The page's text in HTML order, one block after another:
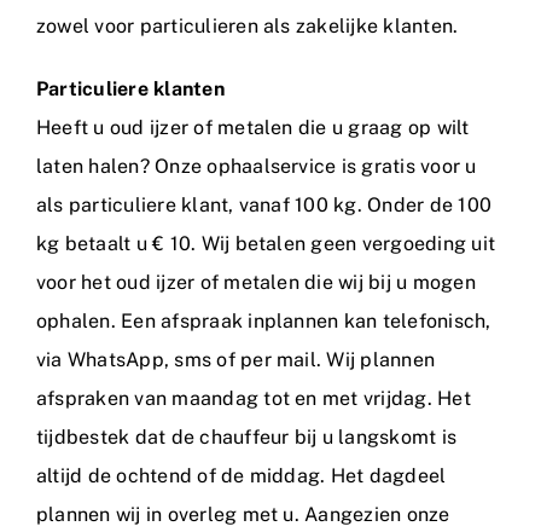
zowel voor particulieren als zakelijke klanten.
Particuliere klanten
Heeft u oud ijzer of metalen die u graag op wilt
laten halen? Onze ophaalservice is gratis voor u
als particuliere klant, vanaf 100 kg. Onder de 100
kg betaalt u € 10. Wij betalen geen vergoeding uit
voor het oud ijzer of metalen die wij bij u mogen
ophalen. Een afspraak inplannen kan telefonisch,
via WhatsApp, sms of per mail. Wij plannen
afspraken van maandag tot en met vrijdag. Het
tijdbestek dat de chauffeur bij u langskomt is
altijd de ochtend of de middag. Het dagdeel
plannen wij in overleg met u. Aangezien onze